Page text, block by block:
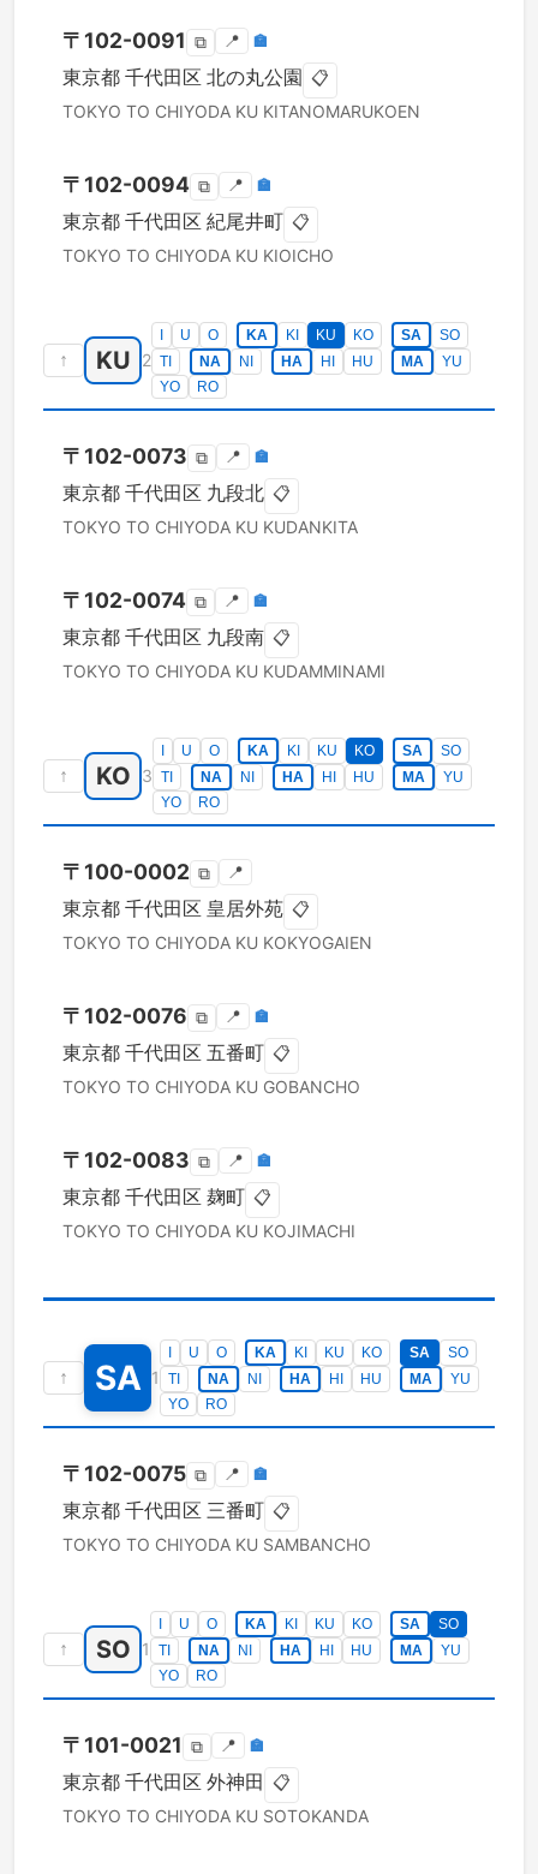
〒 102-0091 ⧉ 📍 🏣
東京都 千代田区 北の丸公園 📋
TOKYO TO CHIYODA KU KITANOMARUKOEN
〒 102-0094 ⧉ 📍 🏣
東京都 千代田区 紀尾井町 📋
TOKYO TO CHIYODA KU KIOICHO
↑ KU 2
U O KA KI KU KO SA
SO
TI
NA NI HA HI HU MA
YU
YO
RO
〒 102-0073 ⧉ 📍 🏣
東京都 千代田区 九段北 📋
TOKYO TO CHIYODA KU KUDANKITA
〒 102-0074 ⧉ 📍 🏣
東京都 千代田区 九段南 📋
TOKYO TO CHIYODA KU KUDAMMINAMI
↑ KO 3
U O KA KI KU KO SA
SO
TI
NA NI HA HI HU MA
YU
YO
RO
〒 100-0002 ⧉ 📍
東京都 千代田区 皇居外苑 📋
TOKYO TO CHIYODA KU KOKYOGAIEN
〒 102-0076 ⧉ 📍 🏣
東京都 千代田区 五番町 📋
TOKYO TO CHIYODA KU GOBANCHO
〒 102-0083 ⧉ 📍 🏣
東京都 千代田区 麹町 📋
TOKYO TO CHIYODA KU KOJIMACHI
↑ SA 1
U O KA KI KU KO SA
SO
TI
NA NI HA HI HU MA
YU
YO
RO
〒 102-0075 ⧉ 📍 🏣
東京都 千代田区 三番町 📋
TOKYO TO CHIYODA KU SAMBANCHO
↑ SO 1
U O KA KI KU KO SA
SO
TI
NA NI HA HI HU MA
YU
YO
RO
〒 101-0021 ⧉ 📍 🏣
東京都 千代田区 外神田 📋
TOKYO TO CHIYODA KU SOTOKANDA